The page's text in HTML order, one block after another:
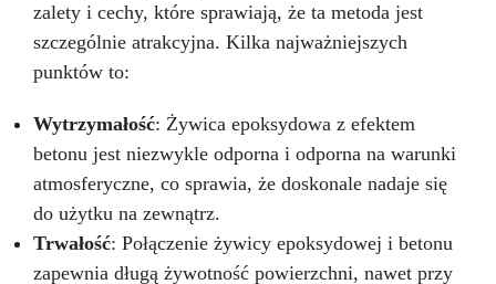
zalety i cechy, które sprawiają, że ta metoda jest
szczególnie atrakcyjna. Kilka najważniejszych
punktów to:
Wytrzymałość: Żywica epoksydowa z efektem
betonu jest niezwykle odporna i odporna na warunki
atmosferyczne, co sprawia, że doskonale nadaje się
do użytku na zewnątrz.
Trwałość: Połączenie żywicy epoksydowej i betonu
zapewnia długą żywotność powierzchni, nawet przy